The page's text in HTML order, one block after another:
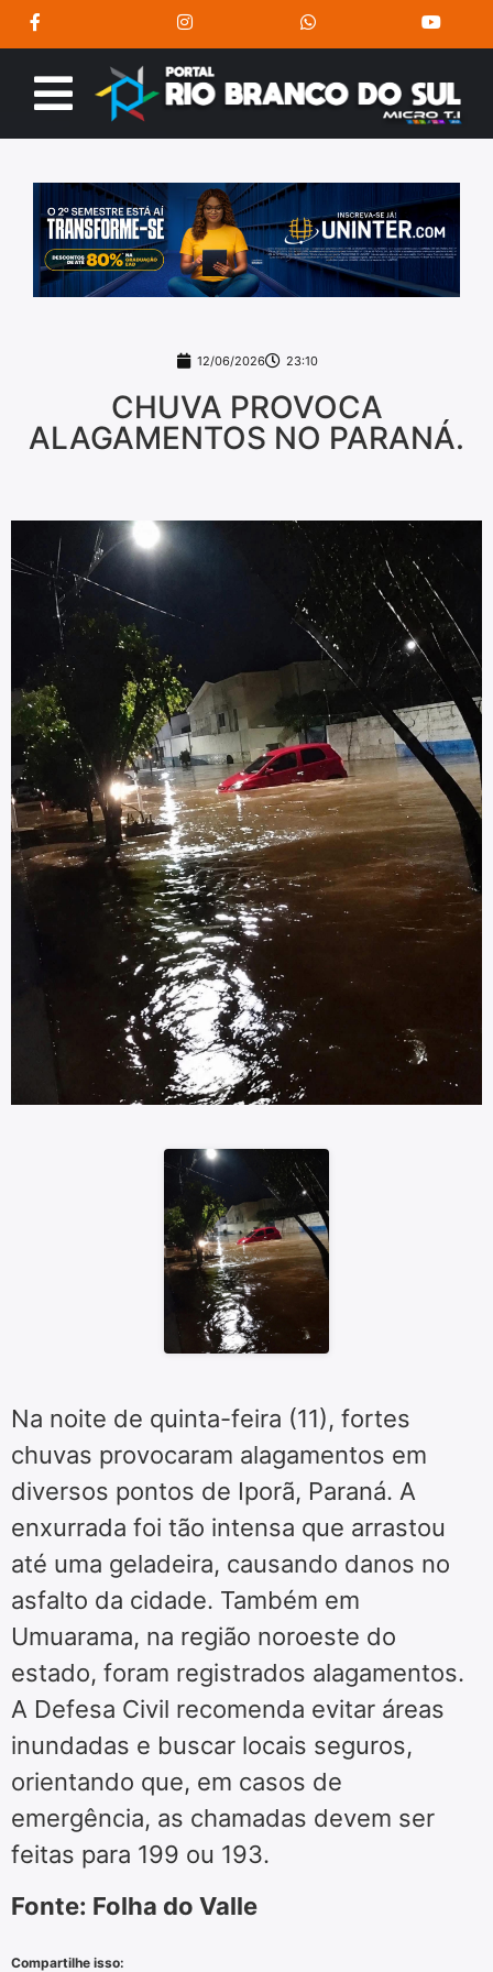
12/06/2026 23:10
CHUVA PROVOCA
ALAGAMENTOS NO PARANÁ.
Na noite de quinta-feira (11), fortes
chuvas provocaram alagamentos em
diversos pontos de Iporã, Paraná. A
enxurrada foi tão intensa que arrastou
até uma geladeira, causando danos no
asfalto da cidade. Também em
Umuarama, na região noroeste do
estado, foram registrados alagamentos.
A Defesa Civil recomenda evitar áreas
inundadas e buscar locais seguros,
orientando que, em casos de
emergência, as chamadas devem ser
feitas para 199 ou 193.
Fonte: Folha do Valle
Compartilhe isso: